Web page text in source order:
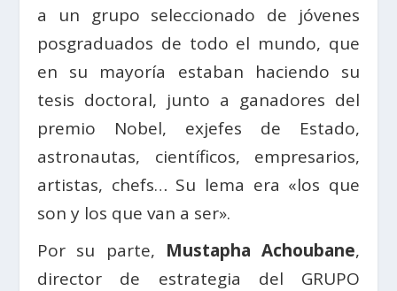
a un grupo seleccionado de jóvenes
posgraduados de todo el mundo, que
en su mayoría estaban haciendo su
tesis doctoral, junto a ganadores del
premio Nobel, exjefes de Estado,
astronautas, científicos, empresarios,
artistas, chefs… Su lema era «los que
son y los que van a ser».
Por su parte, Mustapha Achoubane,
director de estrategia del GRUPO